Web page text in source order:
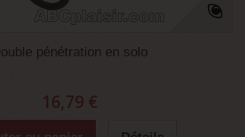
pénétration en solo
16,79 €